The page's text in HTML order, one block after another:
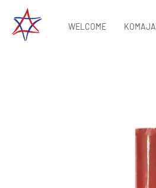
WELCOME KOMAJA